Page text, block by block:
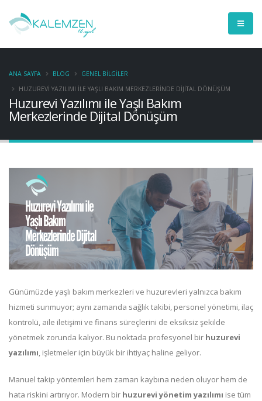
Huzurevi Yazılımı ile Yaşlı Bakım
Merkezlerinde Dijital Dönüşüm
ANA SAYFA BLOG
GENEL BILGILER
HUZUREVI YAZILIMI ILE YAŞLI BAKIM MERKEZLERINDE DIJITAL DÖNÜŞÜM
Günümüzde yaşlı bakım merkezleri ve huzurevleri yalnızca bakım
hizmeti sunmuyor; aynı zamanda sağlık takibi, personel yönetimi, ilaç
kontrolü, aile iletişimi ve finans süreçlerini de eksiksiz şekilde
yönetmek zorunda kalıyor. Bu noktada profesyonel bir huzurevi
yazılımı, işletmeler için büyük bir ihtiyaç haline geliyor.
Manuel takip yöntemleri hem zaman kaybına neden oluyor hem de
hata riskini artırıyor. Modern bir huzurevi yönetim yazılımı ise tüm